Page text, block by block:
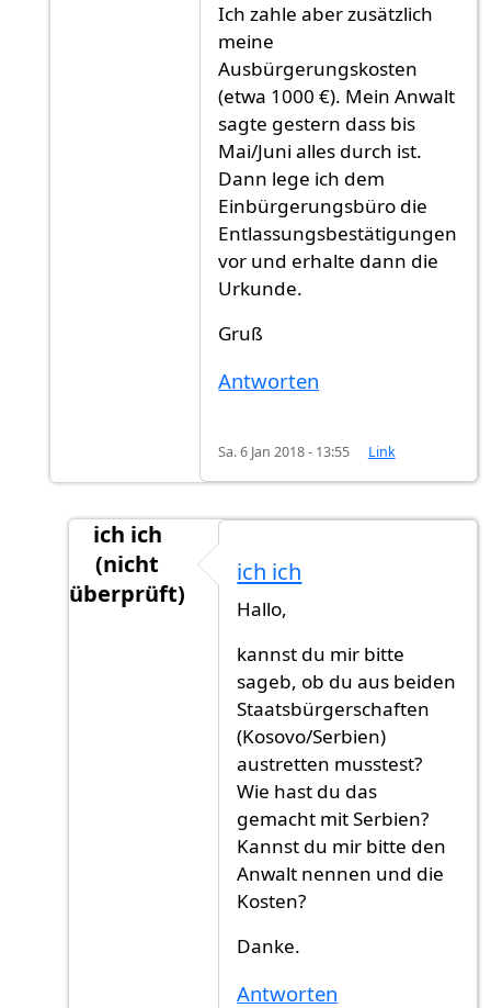
Ich zahle aber zusätzlich
meine
Ausbürgerungskosten
(etwa 1000 €). Mein Anwalt
sagte gestern dass bis
Mai/Juni alles durch ist.
Dann lege ich dem
Einbürgerungsbüro die
Entlassungsbestätigungen
vor und erhalte dann die
Urkunde.
Gruß
Antworten
Sa. 6 Jan 2018 - 13:55 Link
ich ich
(nicht
überprüft)
Die Rechnung bezahlt man,
ich ich
Hallo,
kannst du mir bitte
sageb, ob du aus beiden
Staatsbürgerschaften
(Kosovo/Serbien)
austretten musstest?
Wie hast du das
gemacht mit Serbien?
Kannst du mir bitte den
Anwalt nennen und die
Kosten?
Danke.
Antworten